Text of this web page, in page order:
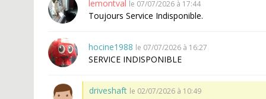
lemontval le 07/07/2026 à 17:44
Toujours Service Indisponible.
hocine1988 le 07/07/2026 à 16:27
SERVICE INDISPONIBLE
driveshaft le 02/07/2026 à 10:49